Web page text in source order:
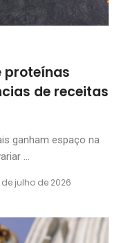
proteínas
de receitas
ganham espaço na
...
de julho de 2026